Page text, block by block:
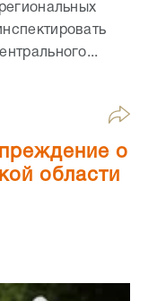
о
области